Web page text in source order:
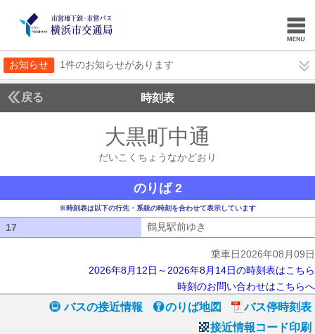
お知らせ 1件のお知らせがあります
戻る 時刻表
大黒町中通
だいこくちょうなかどおり
のりば 2
※時刻表は以下の行先・系統の時刻を合わせて表示しています
17 鶴見駅前ゆき
乗車日2026年08月09日
2026年8月12日～2026年8月14日の時刻表はこちら
時刻のお問い合わせはこちらへ
バスの接近情報 のりば地図
バス停時刻表
接近情報コード印刷